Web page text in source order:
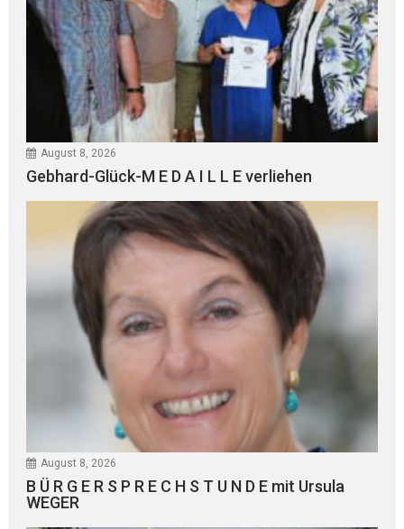
August 8, 2026
Gebhard-Glück-M E D A I L L E verliehen
August 8, 2026
B Ü R G E R S P R E C H S T U N D E mit Ursula
WEGER